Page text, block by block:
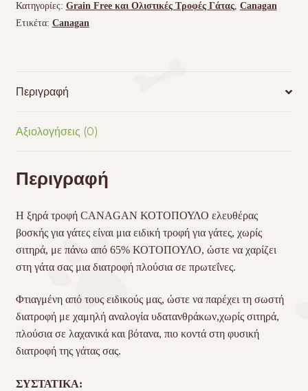
Ξηρά
Κατηγορίες: Grain Free και Ολιστικές Τροφές Γάτας, Canagan
Ετικέτα: Canagan
Περιγραφή
Αξιολογήσεις (0)
Περιγραφή
Η ξηρά τροφή CANAGAN ΚΟΤΟΠΟΥΛΟ ελευθέρας
βοσκής για γάτες είναι μια ειδική τροφή για γάτες, χωρίς
σιτηρά, με πάνω από 65% ΚΟΤΟΠΟΥΛΟ, ώστε να χαρίζει
στη γάτα σας μια διατροφή πλούσια σε πρωτεΐνες.
Φτιαγμένη από τους ειδικούς μας, ώστε να παρέχει τη σωστή
διατροφή με χαμηλή αναλογία υδατανθράκων,χωρίς σιτηρά,
πλούσια σε λαχανικά και βότανα, πιο κοντά στη φυσική
διατροφή της γάτας σας.
ΣΥΣΤΑΤΙΚΑ: